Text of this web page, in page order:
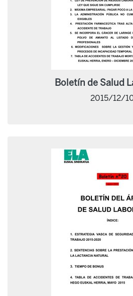
Boletín de Salud
2015/12/